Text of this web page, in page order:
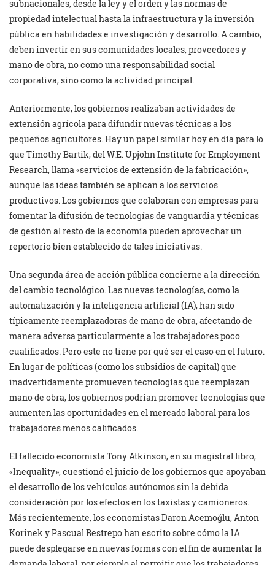
subnacionales, desde la ley y el orden y las normas de
propiedad intelectual hasta la infraestructura y la inversión
pública en habilidades e investigación y desarrollo. A cambio,
deben invertir en sus comunidades locales, proveedores y
mano de obra, no como una responsabilidad social
corporativa, sino como la actividad principal.
Anteriormente, los gobiernos realizaban actividades de
extensión agrícola para difundir nuevas técnicas a los
pequeños agricultores. Hay un papel similar hoy en día para lo
que Timothy Bartik, del W.E. Upjohn Institute for Employment
Research, llama «servicios de extensión de la fabricación»,
aunque las ideas también se aplican a los servicios
productivos. Los gobiernos que colaboran con empresas para
fomentar la difusión de tecnologías de vanguardia y técnicas
de gestión al resto de la economía pueden aprovechar un
repertorio bien establecido de tales iniciativas.
Una segunda área de acción pública concierne a la dirección
del cambio tecnológico. Las nuevas tecnologías, como la
automatización y la inteligencia artificial (IA), han sido
típicamente reemplazadoras de mano de obra, afectando de
manera adversa particularmente a los trabajadores poco
cualificados. Pero este no tiene por qué ser el caso en el futuro.
En lugar de políticas (como los subsidios de capital) que
inadvertidamente promueven tecnologías que reemplazan
mano de obra, los gobiernos podrían promover tecnologías que
aumenten las oportunidades en el mercado laboral para los
trabajadores menos calificados.
El fallecido economista Tony Atkinson, en su magistral libro,
«Inequality», cuestionó el juicio de los gobiernos que apoyaban
el desarrollo de los vehículos autónomos sin la debida
consideración por los efectos en los taxistas y camioneros.
Más recientemente, los economistas Daron Acemoğlu, Anton
Korinek y Pascual Restrepo han escrito sobre cómo la IA
puede desplegarse en nuevas formas con el fin de aumentar la